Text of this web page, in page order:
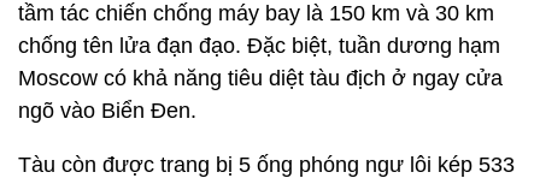
tầm tác chiến chống máy bay là 150 km và 30 km
chống tên lửa đạn đạo. Đặc biệt, tuần dương hạm
Moscow có khả năng tiêu diệt tàu địch ở ngay cửa
ngõ vào Biển Đen.
Tàu còn được trang bị 5 ống phóng ngư lôi kép 533